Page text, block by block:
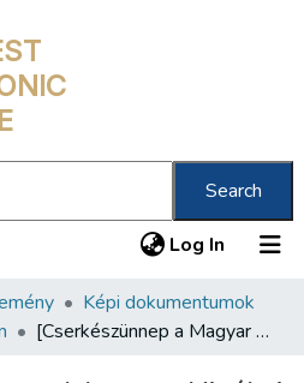
Search
Log In (current)
Képi dokumentumok
[Cserkészünnep a Magyar Királyi Állami Nyomda előtt]